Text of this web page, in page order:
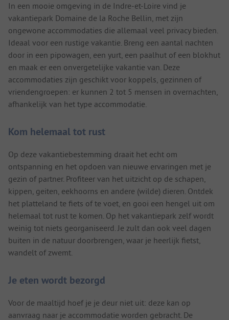
In een mooie omgeving in de Indre-et-Loire vind je
vakantiepark Domaine de la Roche Bellin, met zijn
ongewone accommodaties die allemaal veel privacy bieden.
Ideaal voor een rustige vakantie. Breng een aantal nachten
door in een pipowagen, een yurt, een paalhut of een blokhut
en maak er een onvergetelijke vakantie van. Deze
accommodaties zijn geschikt voor koppels, gezinnen of
vriendengroepen: er kunnen 2 tot 5 mensen in overnachten,
afhankelijk van het type accommodatie.
Kom helemaal tot rust
Op deze vakantiebestemming draait het echt om
ontspanning en het opdoen van nieuwe ervaringen met je
gezin of partner. Profiteer van het uitzicht op de schapen,
kippen, geiten, eekhoorns en andere (wilde) dieren. Ontdek
het platteland te fiets of te voet, en gooi een hengel uit om
helemaal tot rust te komen. Op het vakantiepark zelf wordt
weinig tot niets georganiseerd. Je zult dan ook veel dagen
buiten in de natuur doorbrengen, waar je heerlijk fietst,
wandelt of zwemt.
Je eten wordt bezorgd
Voor de maaltijd hoef je je deur niet uit: deze kan op
aanvraag naar je accommodatie worden gebracht. De